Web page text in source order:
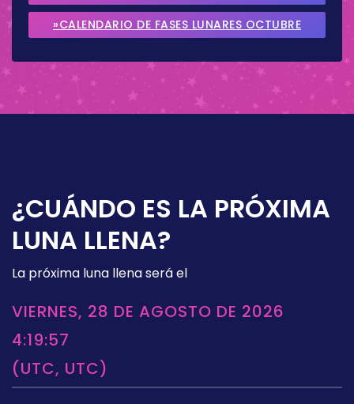
SEPTIEMBRE 2026
»CALENDARIO DE FASES LUNARES OCTUBRE
¿CUÁNDO ES LA PRÓXIMA
LUNA LLENA?
La próxima luna llena será el
VIERNES, 28 DE AGOSTO DE 2026
4:19:57
(UTC, UTC)